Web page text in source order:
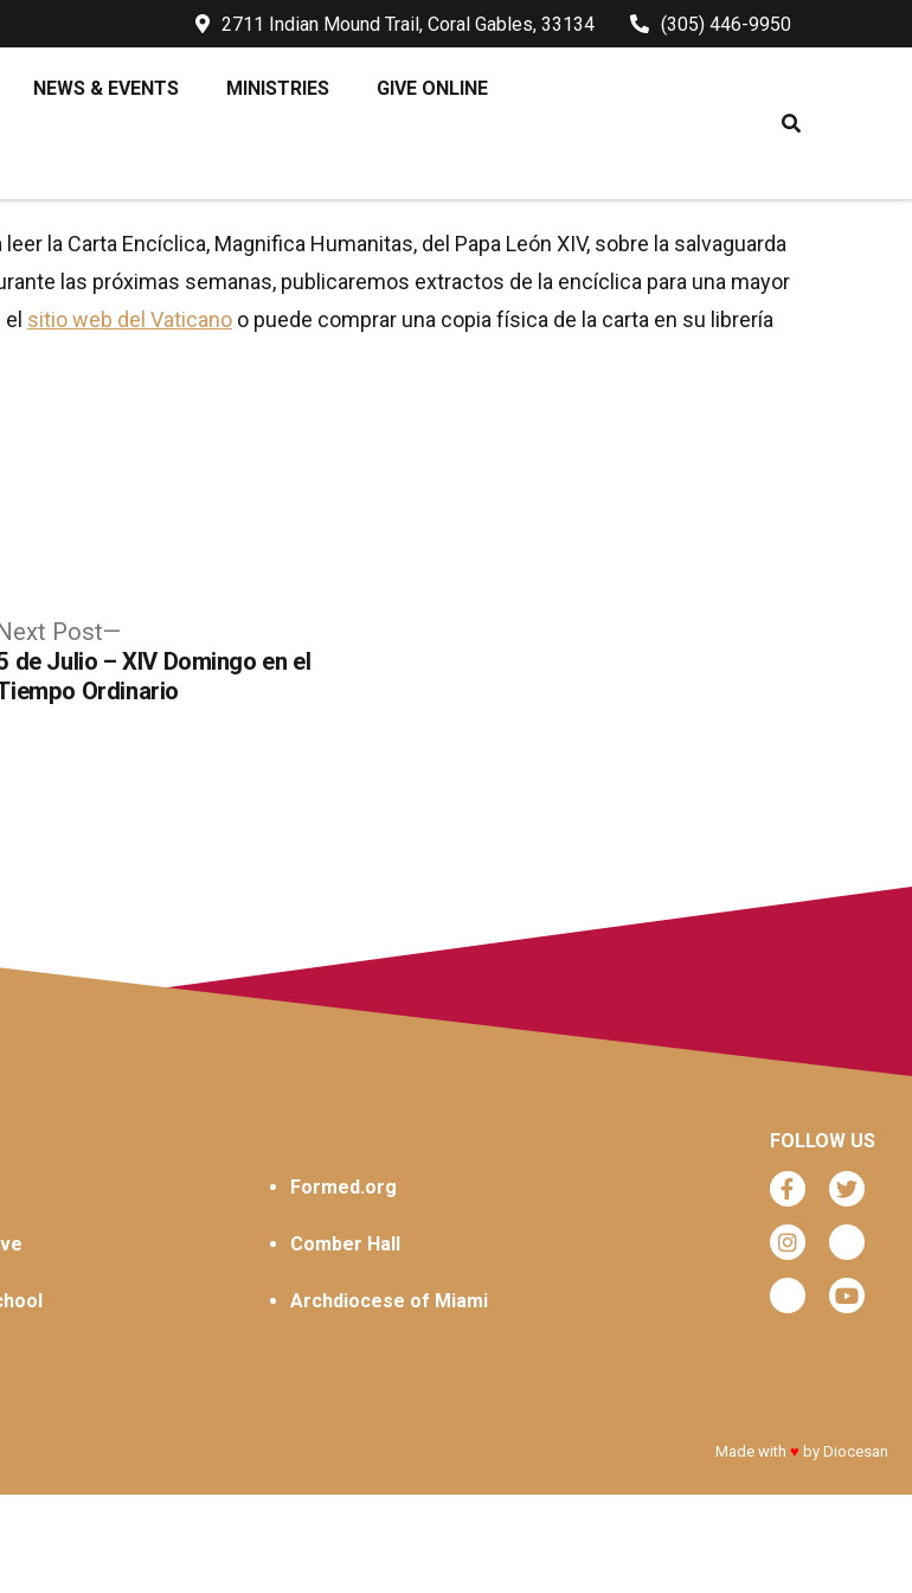
2711 Indian Mound Trail, Coral Gables, 33134 (305) 446-9950
NEWS & EVENTS MINISTRIES GIVE ONLINE
la Carta Encíclica, Magnifica Humanitas, del Papa León XIV, sobre la salvaguarda
las próximas semanas, publicaremos extractos de la encíclica para una mayor
sitio web del Vaticano o puede comprar una copia física de la carta en su librería
Post
post:
de Julio – XIV Domingo en el
Ordinario
Formed.org
Comber Hall
Archdiocese of Miami
FOLLOW US
Made with ♥ by Diocesan